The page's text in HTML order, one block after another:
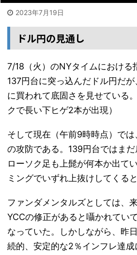
2023年7月19日
ドル円の見通し
7/18（火）のNYタイムにおける
137円台に突っ込んだドル円だ
に買われて底固さを見せている
クで長い下ヒゲ2本が出現）
そして現在（午前9時時点）で
の攻防である。139円台ではまだ
ローソク足も上髭が何本か出て
ミングでいずれ上抜けしてくる
ファンダメンタルズとしては、
YCCの修正があると囁かれてい
なっていた。しかしながら、昨
続的、安定的な2％インフレ達成